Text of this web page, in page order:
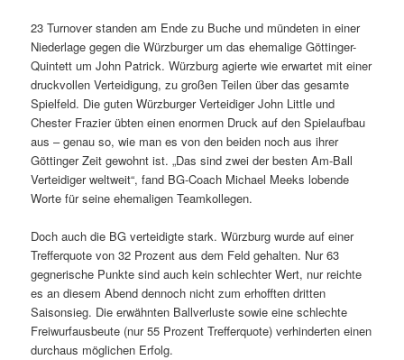
23 Turnover standen am Ende zu Buche und mündeten in einer
Niederlage gegen die Würzburger um das ehemalige Göttinger-
Quintett um John Patrick. Würzburg agierte wie erwartet mit einer
druckvollen Verteidigung, zu großen Teilen über das gesamte
Spielfeld. Die guten Würzburger Verteidiger John Little und
Chester Frazier übten einen enormen Druck auf den Spielaufbau
aus – genau so, wie man es von den beiden noch aus ihrer
Göttinger Zeit gewohnt ist. „Das sind zwei der besten Am-Ball
Verteidiger weltweit“, fand BG-Coach Michael Meeks lobende
Worte für seine ehemaligen Teamkollegen.
Doch auch die BG verteidigte stark. Würzburg wurde auf einer
Trefferquote von 32 Prozent aus dem Feld gehalten. Nur 63
gegnerische Punkte sind auch kein schlechter Wert, nur reichte
es an diesem Abend dennoch nicht zum erhofften dritten
Saisonsieg. Die erwähnten Ballverluste sowie eine schlechte
Freiwurfausbeute (nur 55 Prozent Trefferquote) verhinderten einen
durchaus möglichen Erfolg.